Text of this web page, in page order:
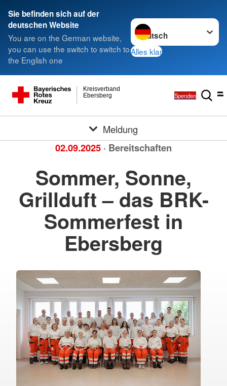
Sie befinden sich auf der
deutschen Website
You are on the German website,
you can use the switch to switch to
the English one
Sprache wechseln zu
Alles klar
Ebersberg
Kreisverband
Spenden
Meldung
02.09.2025 · Bereitschaften
Sommer, Sonne,
Grillduft – das BRK-
Sommerfest in
Ebersberg